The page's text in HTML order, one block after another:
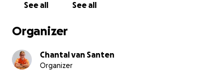
zelf soort van geld te verdienen voor deze prachtige
Waar ik vorig jaar nog op het NK in Westerhaar
See all See all
Organizer
Chantal van Santen
Organizer